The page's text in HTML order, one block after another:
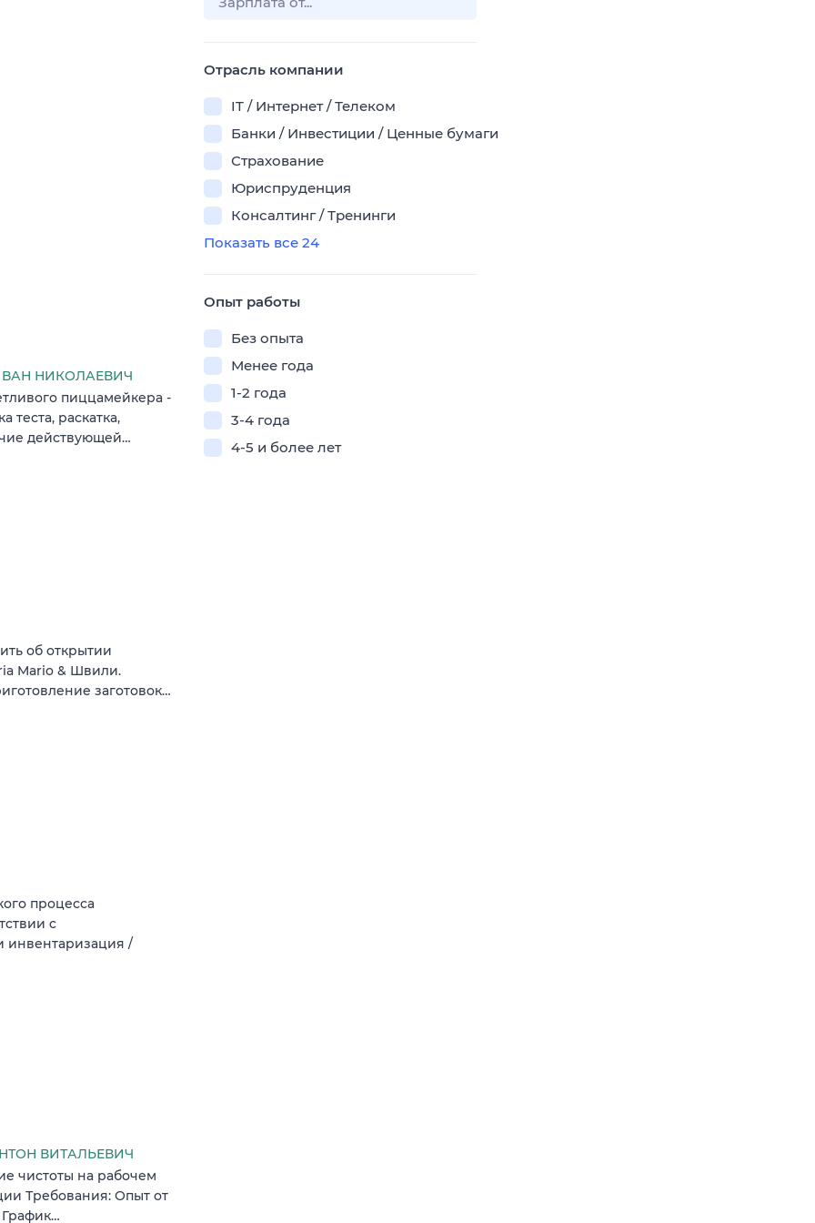
НИКОЛАЕВИЧ
пиццамейкера -
теста, раскатка,
действующей…
об открытии
Mario & Швили.
заготовок…
процесса
с
инвентаризация /
ВИТАЛЬЕВИЧ
чистоты на рабочем
Требования: Опыт от
Отрасль компании
IT / Интернет / Телеком
Банки / Инвестиции / Ценные бумаги
Страхование
Юриспруденция
Консалтинг / Тренинги
Показать все 24
Опыт работы
Без опыта
Менее года
1-2 года
3-4 года
4-5 и более лет